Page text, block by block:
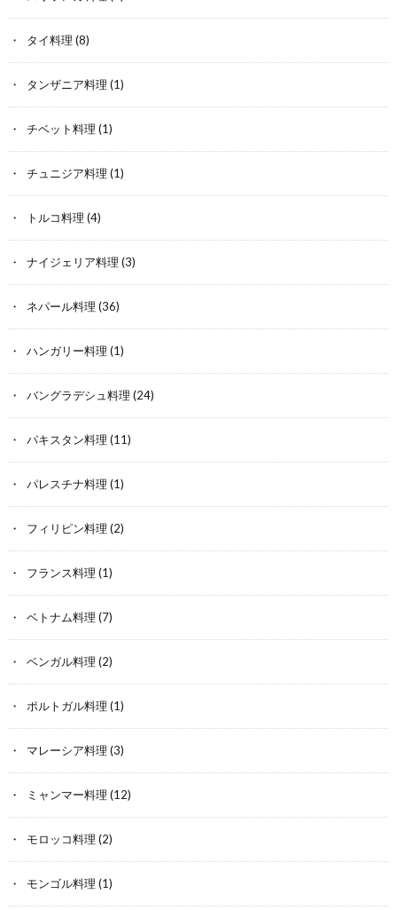
タイ料理 (8)
タンザニア料理 (1)
チベット料理 (1)
チュニジア料理 (1)
トルコ料理 (4)
ナイジェリア料理 (3)
ネパール料理 (36)
ハンガリー料理 (1)
バングラデシュ料理 (24)
パキスタン料理 (11)
パレスチナ料理 (1)
フィリピン料理 (2)
フランス料理 (1)
ベトナム料理 (7)
ベンガル料理 (2)
ポルトガル料理 (1)
マレーシア料理 (3)
ミャンマー料理 (12)
モロッコ料理 (2)
モンゴル料理 (1)